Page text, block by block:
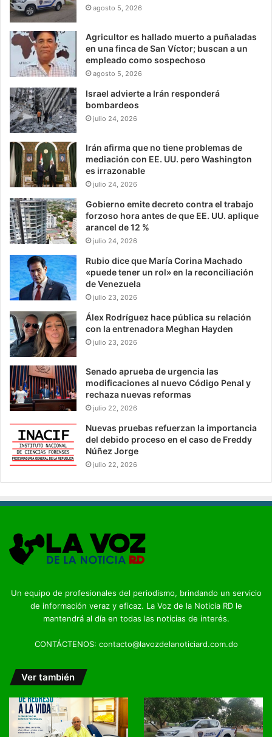
agosto 5, 2026
Agricultor es hallado muerto a puñaladas
en una finca de San Víctor; buscan a un
empleado como sospechoso
agosto 5, 2026
Israel advierte a Irán responderá
bombardeos
julio 24, 2026
Irán afirma que no tiene problemas de
mediación con EE. UU. pero Washington
es irrazonable
julio 24, 2026
Gobierno emite decreto contra el trabajo
forzoso hora antes de que EE. UU. aplique
arancel de 12 %
julio 24, 2026
Rubio dice que María Corina Machado
«puede tener un rol» en la reconciliación
de Venezuela
julio 23, 2026
Álex Rodríguez hace pública su relación
con la entrenadora Meghan Hayden
julio 23, 2026
Senado aprueba de urgencia las
modificaciones al nuevo Código Penal y
rechaza nuevas reformas
julio 22, 2026
Nuevas pruebas refuerzan la importancia
del debido proceso en el caso de Freddy
Núñez Jorge
julio 22, 2026
Un equipo de profesionales del periodismo, brindando un servicio
de información veraz y eficaz. La Voz de la Noticia RD le
mantendrá al día en todas las noticias de interés.
CONTÁCTENOS: contacto@lavozdelanoticiard.com.do
Ver también